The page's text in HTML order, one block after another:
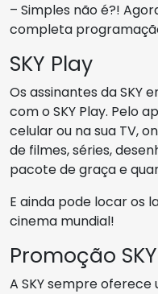
– Simples não é?!
completa
SKY Play
Os assinantes da
com o SKY Play. Pelo
celular ou na sua TV,
de filmes, séries,
pacote de graça e
E ainda pode locar os
cinema mundial!
Promoção SKY
A SKY sempre oferece